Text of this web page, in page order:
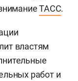
ТАСС.
властям
работ и